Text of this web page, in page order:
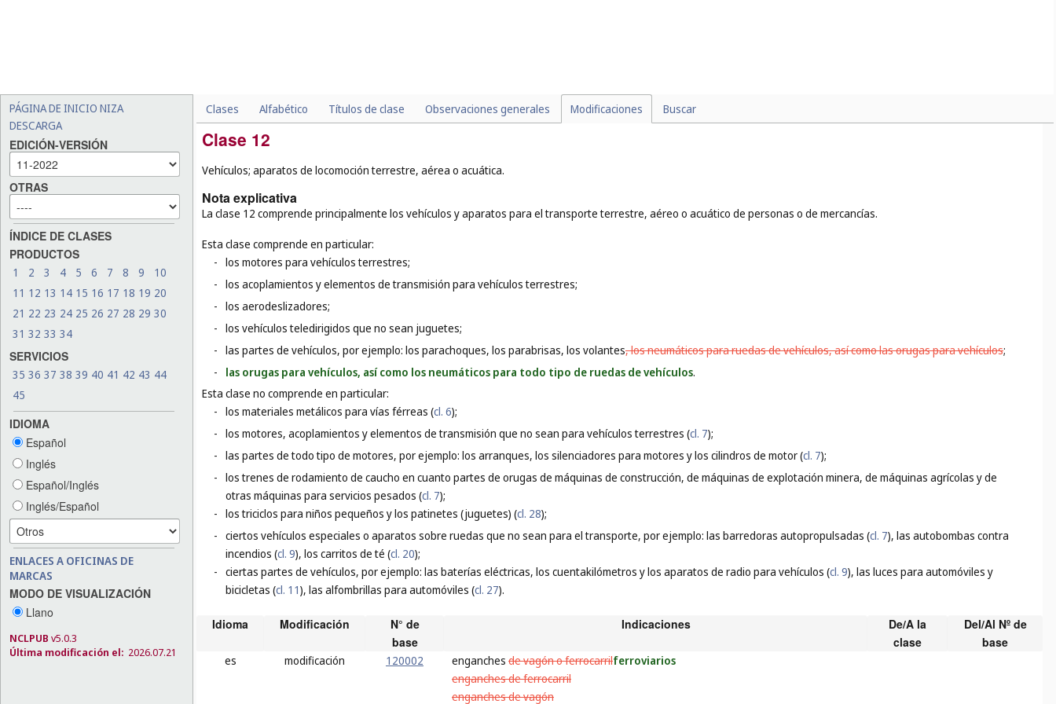
PÁGINA DE INICIO NIZA
DESCARGA
EDICIÓN-VERSIÓN
OTRAS
ÍNDICE DE CLASES
PRODUCTOS
1 2 3 4 5 6 7 8 9
10
11 12 13 14 15 16 17 18 19 20
21 22 23 24 25 26 27 28 29 30
31 32 33 34
SERVICIOS
35 36 37 38 39 40 41 42 43 44
45
IDIOMA
Español
Inglés
Español/Inglés
Inglés/Español
ENLACES A OFICINAS DE
MARCAS
MODO DE VISUALIZACIÓN
Llano
NCLPUB v5.0.3
Última modificación el: 2026.07.21
Clases Alfabético Títulos de clase Observaciones generales Modificaciones Buscar
Clase 12
Vehículos; aparatos de locomoción terrestre, aérea o acuática.
Nota explicativa
La clase 12 comprende principalmente los vehículos y aparatos para el transporte terrestre, aéreo o acuático de personas o de mercancías.
Esta clase comprende en particular:
- los motores para vehículos terrestres;
- los acoplamientos y elementos de transmisión para vehículos terrestres;
- los aerodeslizadores;
- los vehículos teledirigidos que no sean juguetes;
- las partes de vehículos, por ejemplo: los parachoques, los parabrisas, los volantes, los neumáticos para ruedas de vehículos, así como las orugas para vehículos;
-
las orugas para vehículos, así como los neumáticos para todo tipo de ruedas de vehículos.
Esta clase no comprende en particular:
- los materiales metálicos para vías férreas (cl. 6);
- los motores, acoplamientos y elementos de transmisión que no sean para vehículos terrestres (cl. 7);
- las partes de todo tipo de motores, por ejemplo: los arranques, los silenciadores para motores y los cilindros de motor (cl. 7);
- los trenes de rodamiento de caucho en cuanto partes de orugas de máquinas de construcción, de máquinas de explotación minera, de máquinas agrícolas y de
otras máquinas para servicios pesados (cl. 7);
- los triciclos para niños pequeños y los patinetes (juguetes) (cl. 28);
- ciertos vehículos especiales o aparatos sobre ruedas que no sean para el transporte, por ejemplo: las barredoras autopropulsadas (cl. 7), las autobombas contra
incendios (cl. 9), los carritos de té (cl. 20);
- ciertas partes de vehículos, por ejemplo: las baterías eléctricas, los cuentakilómetros y los aparatos de radio para vehículos (cl. 9), las luces para automóviles y
bicicletas (cl. 11), las alfombrillas para automóviles (cl. 27).
Idioma Modificación
N° de
base
Indicaciones
De/A la
clase
Del/Al Nº de
base
es modificación 120002 enganches de vagón o ferrocarrilferroviarios
enganches de ferrocarril
enganches de vagón